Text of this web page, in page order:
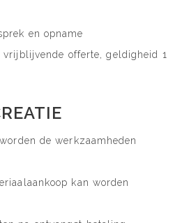
en opname
offerte, geldigheid 1
de werkzaamheden
kan worden